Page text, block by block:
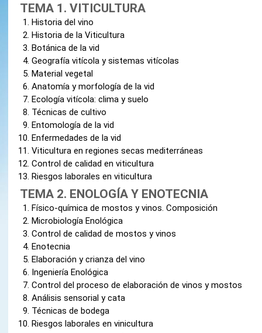
TEMA 1. VITICULTURA
Historia del vino
Historia de la Viticultura
Botánica de la vid
Geografía vitícola y sistemas vitícolas
Material vegetal
Anatomía y morfología de la vid
Ecología vitícola: clima y suelo
Técnicas de cultivo
Entomología de la vid
Enfermedades de la vid
Viticultura en regiones secas mediterráneas
Control de calidad en viticultura
Riesgos laborales en viticultura
TEMA 2. ENOLOGÍA Y ENOTECNIA
Físico-química de mostos y vinos. Composición
Microbiología Enológica
Control de calidad de mostos y vinos
Enotecnia
Elaboración y crianza del vino
Ingeniería Enológica
Control del proceso de elaboración de vinos y mostos
Análisis sensorial y cata
Técnicas de bodega
Riesgos laborales en vinicultura